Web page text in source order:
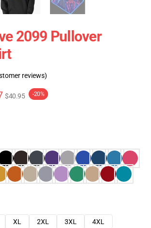
2099 Pullover
reviews)
$40.95 -20%
XL 2XL 3XL
4XL